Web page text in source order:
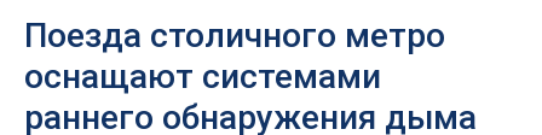
Поезда столичного метро
оснащают системами
раннего обнаружения дыма